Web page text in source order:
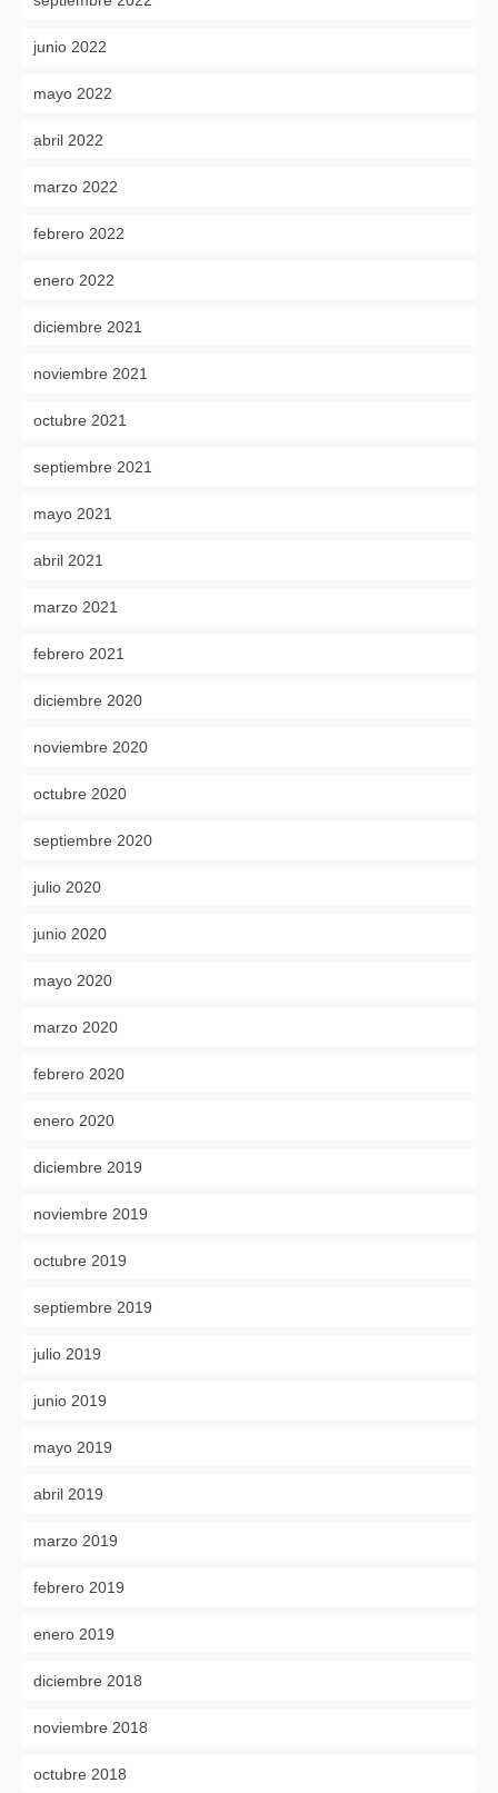
junio 2022
mayo 2022
abril 2022
marzo 2022
febrero 2022
enero 2022
diciembre 2021
noviembre 2021
octubre 2021
septiembre 2021
mayo 2021
abril 2021
marzo 2021
febrero 2021
diciembre 2020
noviembre 2020
octubre 2020
septiembre 2020
julio 2020
junio 2020
mayo 2020
marzo 2020
febrero 2020
enero 2020
diciembre 2019
noviembre 2019
octubre 2019
septiembre 2019
julio 2019
junio 2019
mayo 2019
abril 2019
marzo 2019
febrero 2019
enero 2019
diciembre 2018
noviembre 2018
octubre 2018